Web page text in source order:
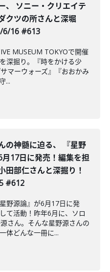
、 ソニー・クリエイテ
クツの所さんと深堀
6/16 #613
MUSEUM TOKYOで開催
深掘り。『時をかける少
マーウォーズ』『おおかみ
...
の神髄に迫る、 『星野
17日に発売！編集を担
田部仁さんと深掘り！
#612
野源論』が6月17日に発
て活動！昨年6月に、ソロ
さん。そんな星野源さんの
体どんな一冊に...